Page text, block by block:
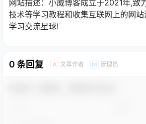
网站描述：小威博客成立于2021年,致
技术等学习教程和收集互联网上的网
学习交流星球!
0 条回复 A 文章作者 M 管理员